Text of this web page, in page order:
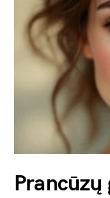
Prancūzų